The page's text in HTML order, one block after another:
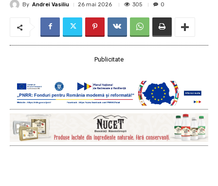
By Andrei Vasiliu 26 mai 2026 305 0
Publicitate